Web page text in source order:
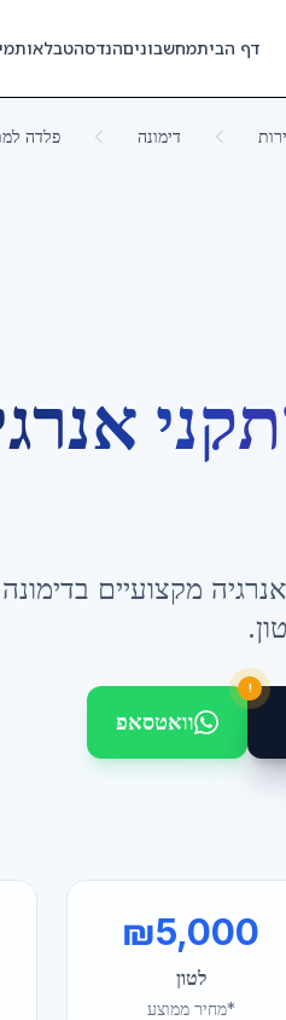
דף הביתמחשבוניםהנדסהטבלאות
דימונה פלדה
מקצועיים בדימונה
.
!
וואטסאפ
₪5,000
לטון
*מחיר ממוצע